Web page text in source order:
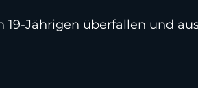
Jährigen überfallen und